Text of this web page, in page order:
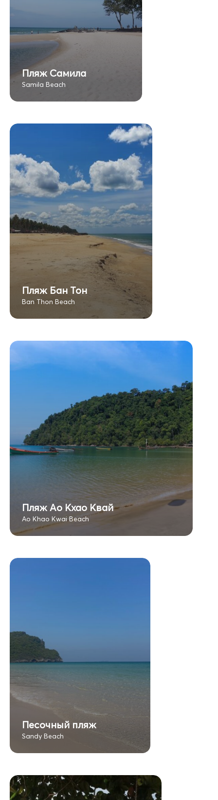
Пляж Самила
Samila Beach
Пляж Бан Тон
Ban Thon Beach
Пляж Ао Кхао Квай
Ao Khao Kwai Beach
Песочный пляж
Sandy Beach